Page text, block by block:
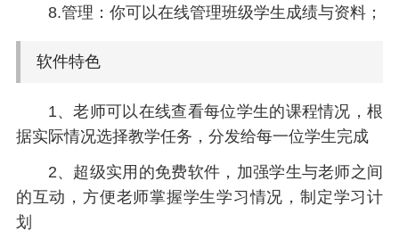
8.管理：你可以在线管理班级学生成绩与资料；
软件特色
1、老师可以在线查看每位学生的课程情况，根
据实际情况选择教学任务，分发给每一位学生完成
2、超级实用的免费软件，加强学生与老师之间
的互动，方便老师掌握学生学习情况，制定学习计
划